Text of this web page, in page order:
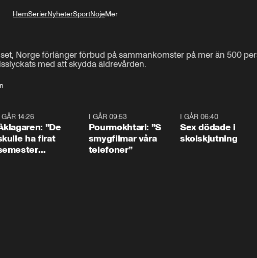
HemSerierNyheterSportNöjeMer
Norge förlänger förbud på sammankomster på mer än 500
med att skydda äldrevården.
GÅR 14:26
”De
ha firat
I GÅR 09:53
Pourmokhtari: ”S
smygfilmar våra
telefoner”
I GÅR 06:40
Sex dödade i
skolskjutning